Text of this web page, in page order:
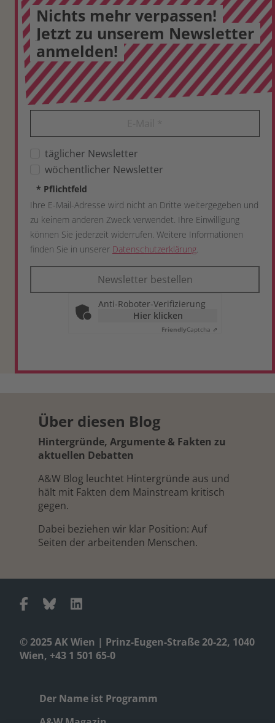
Nichts mehr verpassen!
Jetzt zu unserem Newsletter
anmelden!
täglicher Newsletter
wöchentlicher Newsletter
* Pflichtfeld
Ihre E-Mail-Adresse wird nicht an Dritte weitergegeben und
zu keinem anderen Zweck verwendet. Ihre Einwilligung
können Sie jederzeit widerrufen. Weitere Informationen
finden Sie in unserer Datenschutzerklärung.
Newsletter bestellen
Anti-Roboter-Verifizierung
Hier klicken
FriendlyCaptcha ⇗
© 2025 AK Wien | Prinz-Eugen-Straße 20-22, 1040
Wien, +43 1 501 65-0
Der Name ist Programm
Über diesen Blog
Hintergründe, Argumente & Fakten zu
aktuellen Debatten
A&W Blog leuchtet Hintergründe aus und
hält mit Fakten dem Mainstream kritisch
gegen.
Dabei beziehen wir klar Position: Auf
Seiten der arbeitenden Menschen.